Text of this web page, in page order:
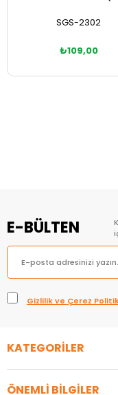
SGS-2302
₺109,00
E-BÜLTEN
Gizlilik ve Çerez
KATEGORİLER
ÖNEMLİ BİLGİLER